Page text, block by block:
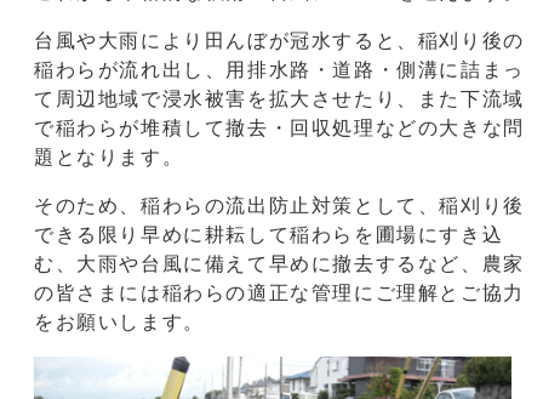
台風や大雨により田んぼが冠水すると、稲刈り後の
稲わらが流れ出し、用排水路・道路・側溝に詰まっ
て周辺地域で浸水被害を拡大させたり、また下流域
で稲わらが堆積して撤去・回収処理などの大きな問
題となります。
そのため、稲わらの流出防止対策として、稲刈り後
できる限り早めに耕耘して稲わらを圃場にすき込
む、大雨や台風に備えて早めに撤去するなど、農家
の皆さまには稲わらの適正な管理にご理解とご協力
をお願いします。